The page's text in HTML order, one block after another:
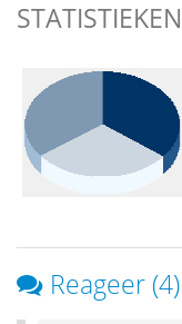
STATISTIEKEN
Reageer (4)